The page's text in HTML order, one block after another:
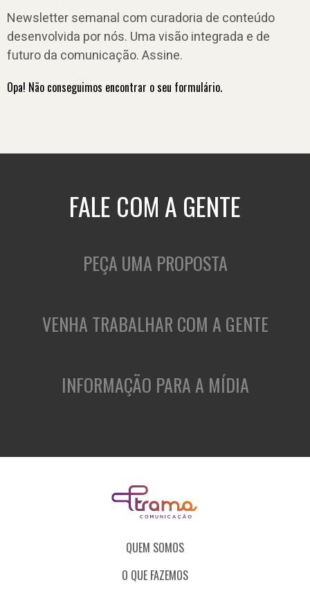
Newsletter semanal com curadoria de conteúdo
desenvolvida por nós. Uma visão integrada e de
futuro da comunicação. Assine.
Opa! Não conseguimos encontrar o seu formulário.
FALE COM A GENTE
PEÇA UMA PROPOSTA
VENHA TRABALHAR COM A GENTE
INFORMAÇÃO PARA A MÍDIA
QUEM SOMOS
O QUE FAZEMOS